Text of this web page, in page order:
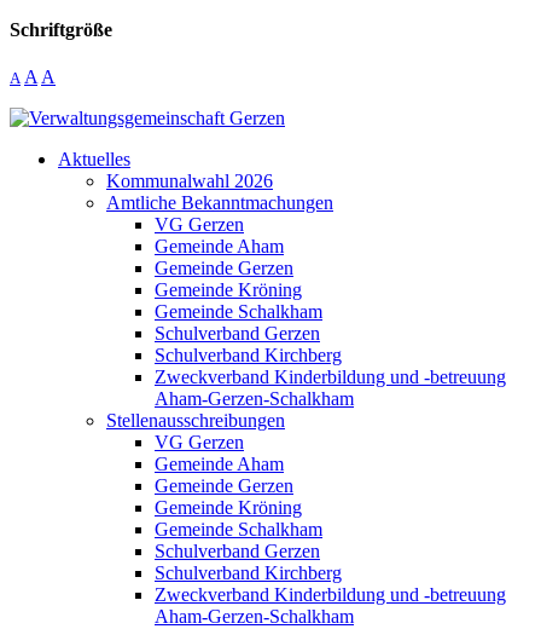
Schriftgröße
A A A
Aktuelles
Kommunalwahl 2026
Amtliche Bekanntmachungen
VG Gerzen
Gemeinde Aham
Gemeinde Gerzen
Gemeinde Kröning
Gemeinde Schalkham
Schulverband Gerzen
Schulverband Kirchberg
Zweckverband Kinderbildung und -betreuung
Aham-Gerzen-Schalkham
Stellenausschreibungen
VG Gerzen
Gemeinde Aham
Gemeinde Gerzen
Gemeinde Kröning
Gemeinde Schalkham
Schulverband Gerzen
Schulverband Kirchberg
Zweckverband Kinderbildung und -betreuung
Aham-Gerzen-Schalkham